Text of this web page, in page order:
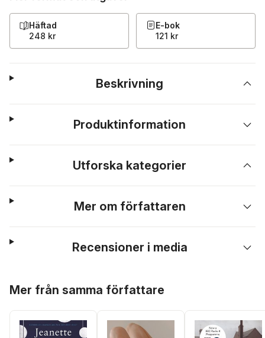
Häftad
248 kr
E-bok
121 kr
Beskrivning
Produktinformation
Utforska kategorier
Mer om författaren
Recensioner i media
Mer från samma författare